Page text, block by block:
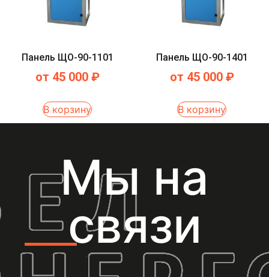
Панель ЩО-90-1101
от 45 000 ₽
В корзину
Панель ЩО-90-1401
от 45 000 ₽
В корзину
Мы на
связи